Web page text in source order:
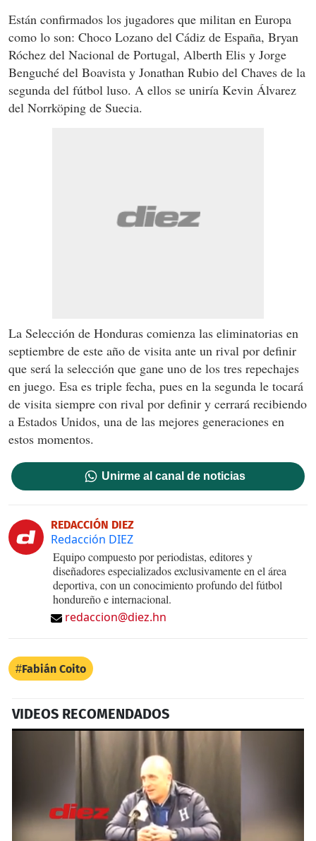
Están confirmados los jugadores que militan en Europa
como lo son: Choco Lozano del Cádiz de España, Bryan
Róchez del Nacional de Portugal, Alberth Elis y Jorge
Benguché del Boavista y Jonathan Rubio del Chaves de la
segunda del fútbol luso. A ellos se uniría Kevin Álvarez
del Norrköping de Suecia.
La Selección de Honduras comienza las eliminatorias en
septiembre de este año de visita ante un rival por definir
que será la selección que gane uno de los tres repechajes
en juego. Esa es triple fecha, pues en la segunda le tocará
de visita siempre con rival por definir y cerrará recibiendo
a Estados Unidos, una de las mejores generaciones en
estos momentos.
Unirme al canal de noticias
REDACCIÓN DIEZ
Redacción DIEZ
Equipo compuesto por periodistas, editores y
diseñadores especializados exclusivamente en el área
deportiva, con un conocimiento profundo del fútbol
hondureño e internacional.
redaccion@diez.hn
Fabián Coito
VIDEOS RECOMENDADOS